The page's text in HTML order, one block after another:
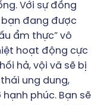
Với sự đồng
bạn đang được
ẩm thực” vô
hoạt động cực
hả, vội vã sẽ bị
ung dung,
phúc. Bạn sẽ